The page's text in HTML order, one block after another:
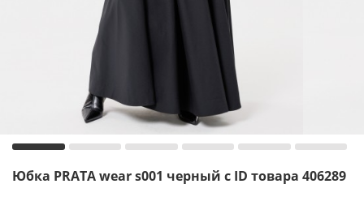
Юбка PRATA wear s001 черный с ID товара 406289